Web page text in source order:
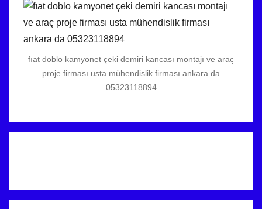
fıat doblo kamyonet çeki demiri kancası montajı ve araç
proje firması usta mühendislik firması ankara da
05323118894